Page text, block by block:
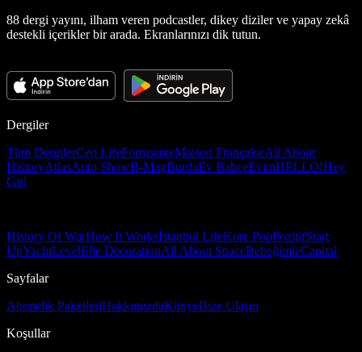
88 dergi yayını, ilham veren podcastler, dikey diziler ve yapay zekâ
destekli içerikler bir arada. Ekranlarınızı dik tutun.
Dergiler
Tüm DergilerCeo LifeFormsanteMaison FrançaiseAll About
HistoryAtlasAuto ShowB-MagBurdaEv BahçeEvimHELLO!Hey
Girl
History Of WarHow It Worksİstanbul LifeKore PopPozitifStart
UpYachtLevelElle DecorationAll About SpaceBebeğimleCapital
Sayfalar
Abonelik PaketleriHakkımızdaKünyeBize Ulaşın
Koşullar